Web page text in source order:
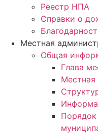
Реестр НПА
Справки о
Местная
Общая
Глава
Местная
Порядок